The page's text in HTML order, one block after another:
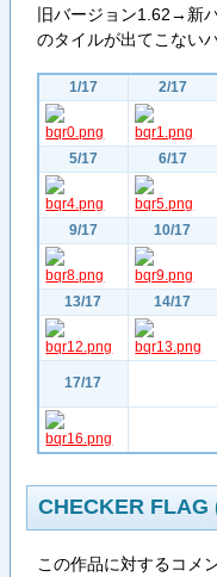
旧バージョン1.62→新
のタイルが出てこない
1/17 2/17
5/17 6/17
9/17 10/17
13/17 14/17
17/17
CHECKER FLAG
この作品に対するコメ